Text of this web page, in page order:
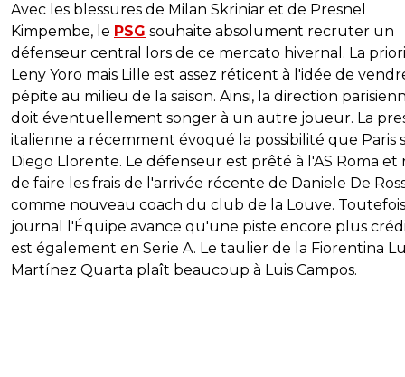
Avec les blessures de Milan Skriniar et de Presnel
Kimpembe, le PSG souhaite absolument recruter un
défenseur central lors de ce mercato hivernal. La
Leny Yoro mais Lille est assez réticent à l'idée de
pépite au milieu de la saison. Ainsi, la direction
doit éventuellement songer à un autre joueur. La
italienne a récemment évoqué la possibilité que Paris
Diego Llorente. Le défenseur est prêté à l'AS Roma et
de faire les frais de l'arrivée récente de Daniele De
comme nouveau coach du club de la Louve.
journal l'Équipe avance qu'une piste encore plus
est également en Serie A. Le taulier de la Fiorentina
Martínez Quarta plaît beaucoup à Luis Campos.